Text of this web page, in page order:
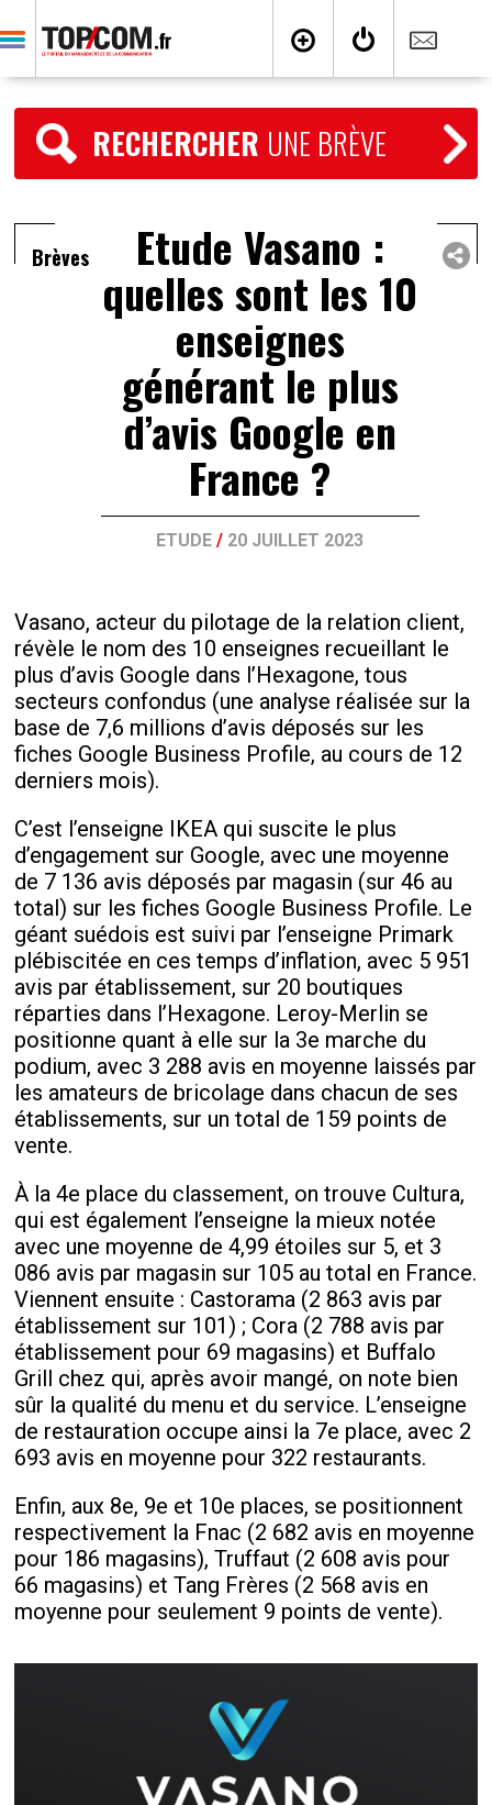
RECHERCHER UNE BRÈVE
Brèves Etude Vasano :
quelles sont les 10
enseignes
générant le plus
d’avis Google en
France ?
ETUDE / 20 JUILLET 2023
Vasano, acteur du pilotage de la relation client,
révèle le nom des 10 enseignes recueillant le
plus d’avis Google dans l’Hexagone, tous
secteurs confondus (une analyse réalisée sur la
base de 7,6 millions d’avis déposés sur les
fiches Google Business Profile, au cours de 12
derniers mois).
C’est l’enseigne IKEA qui suscite le plus
d’engagement sur Google, avec une moyenne
de 7 136 avis déposés par magasin (sur 46 au
total) sur les fiches Google Business Profile. Le
géant suédois est suivi par l’enseigne Primark
plébiscitée en ces temps d’inflation, avec 5 951
avis par établissement, sur 20 boutiques
réparties dans l’Hexagone. Leroy-Merlin se
positionne quant à elle sur la 3e marche du
podium, avec 3 288 avis en moyenne laissés par
les amateurs de bricolage dans chacun de ses
établissements, sur un total de 159 points de
vente.
À la 4e place du classement, on trouve Cultura,
qui est également l’enseigne la mieux notée
avec une moyenne de 4,99 étoiles sur 5, et 3
086 avis par magasin sur 105 au total en France.
Viennent ensuite : Castorama (2 863 avis par
établissement sur 101) ; Cora (2 788 avis par
établissement pour 69 magasins) et Buffalo
Grill chez qui, après avoir mangé, on note bien
sûr la qualité du menu et du service. L’enseigne
de restauration occupe ainsi la 7e place, avec 2
693 avis en moyenne pour 322 restaurants.
Enfin, aux 8e, 9e et 10e places, se positionnent
respectivement la Fnac (2 682 avis en moyenne
pour 186 magasins), Truffaut (2 608 avis pour
66 magasins) et Tang Frères (2 568 avis en
moyenne pour seulement 9 points de vente).